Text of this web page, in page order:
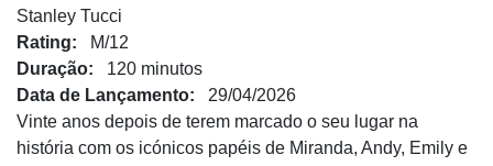
Stanley Tucci
Rating:
M/12
Duração:
120 minutos
Data de Lançamento:
29/04/2026
Vinte anos depois de terem marcado o seu lugar na
história com os icónicos papéis de Miranda, Andy, Emily e